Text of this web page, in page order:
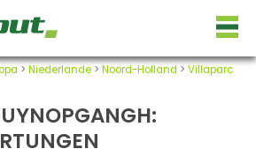
> Niederlande> Noord-Holland > Villaparc